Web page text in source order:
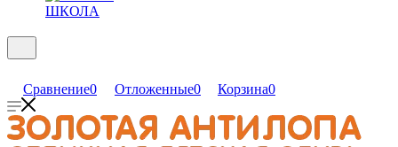
ШКОЛА
Сравнение0 Отложенные0 Корзина0